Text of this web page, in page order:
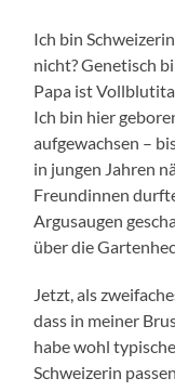
Ich bin
nicht? Genetisch
Papa ist
Ich bin hier
aufgewachsen –
in jungen Jahren
Freundinnen
Argusaugen
über die
Jetzt, als
dass in meiner
habe wohl
Schweizerin